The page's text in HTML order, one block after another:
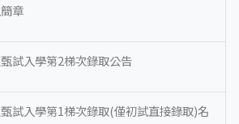
章
試入學第2梯次錄取公告
試入學第1梯次錄取(僅初試直接錄取)名